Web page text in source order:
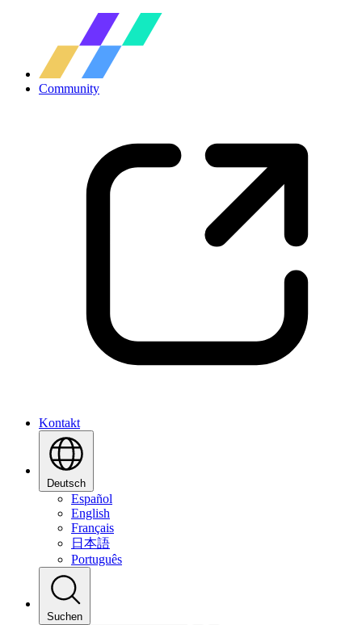
Community
Kontakt
Deutsch
Español
English
Français
日本語
Português
Suchen